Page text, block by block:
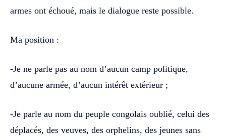
armes ont échoué, mais le dialogue reste possible.
Ma position :
-Je ne parle pas au nom d’aucun camp politique,
d’aucune armée, d’aucun intérêt extérieur ;
-Je parle au nom du peuple congolais oublié, celui des
déplacés, des veuves, des orphelins, des jeunes sans